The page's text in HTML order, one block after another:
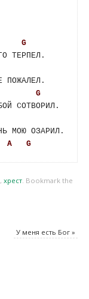
G
G
A G
, хрест. Bookmark the
У меня есть Бог»